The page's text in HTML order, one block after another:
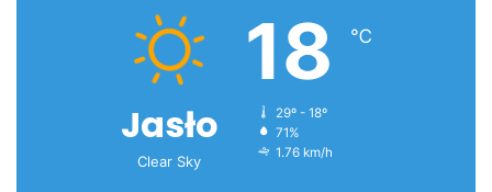
Jasło
Clear Sky
18 ℃
29º - 18º
71%
1.76 km/h